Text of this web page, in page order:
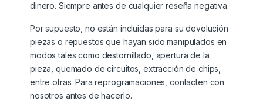
dinero. Siempre antes de cualquier reseña negativa.
Por supuesto, no están incluidas para su devolución
piezas o repuestos que hayan sido manipulados en
modos tales como destornillado, apertura de la
pieza, quemado de circuitos, extracción de chips,
entre otras. Para reprogramaciones, contacten con
nosotros antes de hacerlo.